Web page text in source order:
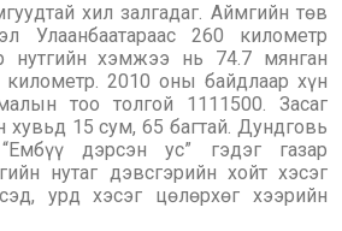
хил залгадаг. Аймгийн төв
Улаанбаатараас 260 километр
нутгийн хэмжээ нь 74.7 мянган
2010 оны байдлаар хүн
тоо толгой 1111500. Засаг
хувьд 15 сум, 65 багтай. Дундговь
дэрсэн ус” гэдэг газар
нутаг дэвсгэрийн хойт хэсэг
урд хэсэг цөлөрхөг хээрийн